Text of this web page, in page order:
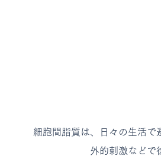
細胞間脂質は、日々の生活で
外的刺激などで